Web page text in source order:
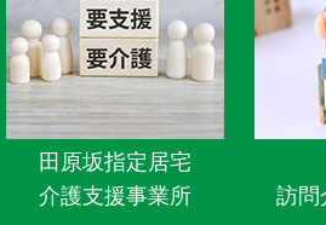
田原坂指定居宅
介護支援事業所
訪問